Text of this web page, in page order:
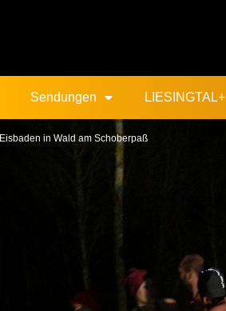
Sendungen LIESINGTAL+
Eisbaden in Wald am Schoberpaß